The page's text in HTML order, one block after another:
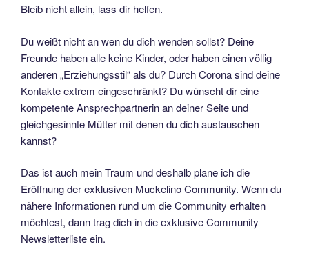
Bleib nicht allein, lass dir helfen.
Du weißt nicht an wen du dich wenden sollst? Deine
Freunde haben alle keine Kinder, oder haben einen völlig
anderen „Erziehungsstil“ als du? Durch Corona sind deine
Kontakte extrem eingeschränkt? Du wünscht dir eine
kompetente Ansprechpartnerin an deiner Seite und
gleichgesinnte Mütter mit denen du dich austauschen
kannst?
Das ist auch mein Traum und deshalb plane ich die
Eröffnung der exklusiven Muckelino Community. Wenn du
nähere Informationen rund um die Community erhalten
möchtest, dann trag dich in die exklusive Community
Newsletterliste ein.